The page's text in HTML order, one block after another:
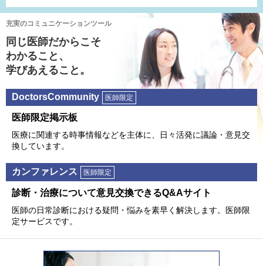
充実のコミュニケーションツール
同じ医師だからこそ
わかること、
学びあえること。
DoctorsCommunity 医師限定
医師限定掲⽰板
医療に関連する時事情報などを主体に、⽇々活発に議論・意⾒交
換しています。
カンファレンス 医師限定
診断・治療について意⾒交換できるQ&Aサイト
医師の⽇常診断における疑問・悩みを素早く解決します。医師限
定サービスです。